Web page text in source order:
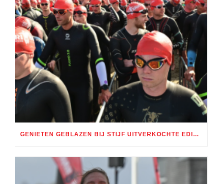
GENIETEN GEBLAZEN BIJ STIJF UITVERKOCHTE EDITIE TRI ALMERE